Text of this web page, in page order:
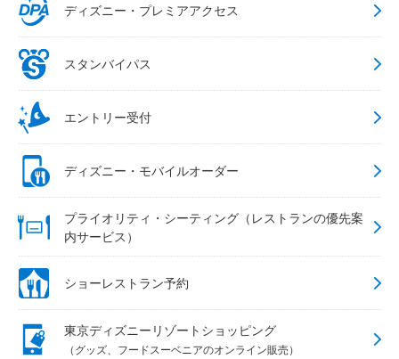
ディズニー・プレミアアクセス
スタンバイパス
エントリー受付
ディズニー・モバイルオーダー
プライオリティ・シーティング（レストランの優先案
内サービス）
ショーレストラン予約
東京ディズニーリゾートショッピング
（グッズ、フードスーベニアのオンライン販売）